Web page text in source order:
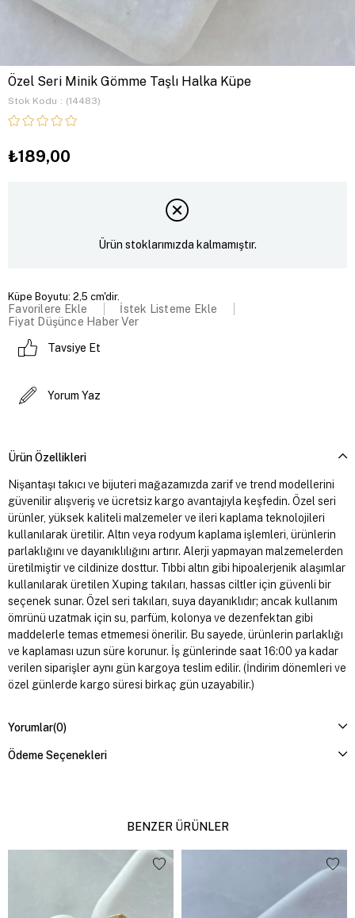
Özel Seri Minik Gömme Taşlı Halka Küpe
Stok Kodu (14483)
₺189,00
Ürün stoklarımızda kalmamıştır.
Küpe Boyutu: 2,5 cm'dir.
Favorilere Ekle
İstek Listeme Ekle
Fiyat Düşünce Haber Ver
Tavsiye Et
Yorum Yaz
Ürün Özellikleri
Nişantaşı takıcı ve bijuteri mağazamızda zarif ve trend modellerini
güvenilir alışveriş ve ücretsiz kargo avantajıyla keşfedin. Özel seri
ürünler, yüksek kaliteli malzemeler ve ileri kaplama teknolojileri
kullanılarak üretilir. Altın veya rodyum kaplama işlemleri, ürünlerin
parlaklığını ve dayanıklılığını artırır. Alerji yapmayan malzemelerden
üretilmiştir ve cildinize dosttur. Tıbbi altın gibi hipoalerjenik alaşımlar
kullanılarak üretilen Xuping takıları, hassas ciltler için güvenli bir
seçenek sunar. Özel seri takıları, suya dayanıklıdır; ancak kullanım
ömrünü uzatmak için su, parfüm, kolonya ve dezenfektan gibi
maddelerle temas etmemesi önerilir. Bu sayede, ürünlerin parlaklığı
ve kaplaması uzun süre korunur. İş günlerinde saat 16:00 ya kadar
verilen siparişler aynı gün kargoya teslim edilir. (İndirim dönemleri ve
özel günlerde kargo süresi birkaç gün uzayabilir.)
Yorumlar(0)
Ödeme Seçenekleri
BENZER ÜRÜNLER